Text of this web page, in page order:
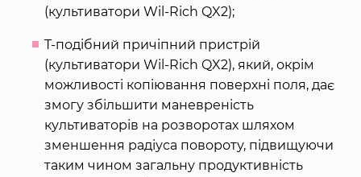
(культиватори Wil-Rich QX2);
T-подібний причіпний пристрій
(культиватори Wil-Rich QX2), який, окрім
можливості копіювання поверхні поля, дає
змогу збільшити маневреність
культиваторів на розворотах шляхом
зменшення радіуса повороту, підвищуючи
таким чином загальну продуктивність